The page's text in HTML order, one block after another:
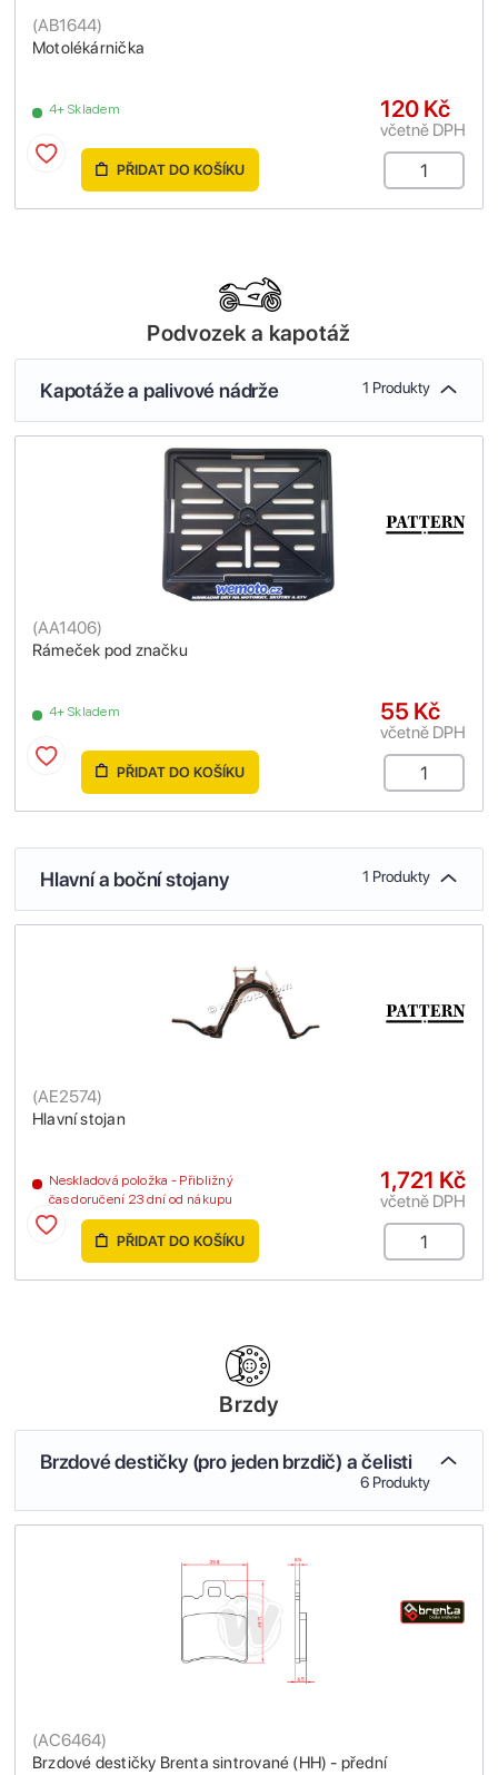
Motolékárnička
(AB1644)
4+ Skladem 120 Kč
včetně DPH
PŘIDAT DO KOŠÍKU
Podvozek a kapotáž
Kapotáže a palivové nádrže 1 Produkty
Rámeček pod značku
(AA1406)
4+ Skladem 55 Kč
včetně DPH
PŘIDAT DO KOŠÍKU
Hlavní a boční stojany 1 Produkty
Hlavní stojan
(AE2574)
Neskladová položka - Přibližný
čas doručení 23 dní od nákupu
1,721 Kč
včetně DPH
PŘIDAT DO KOŠÍKU
Brzdy
Brzdové destičky (pro jeden brzdič) a čelisti
6 Produkty
Brzdové destičky Brenta sintrované (HH) - přední
(AC6464)